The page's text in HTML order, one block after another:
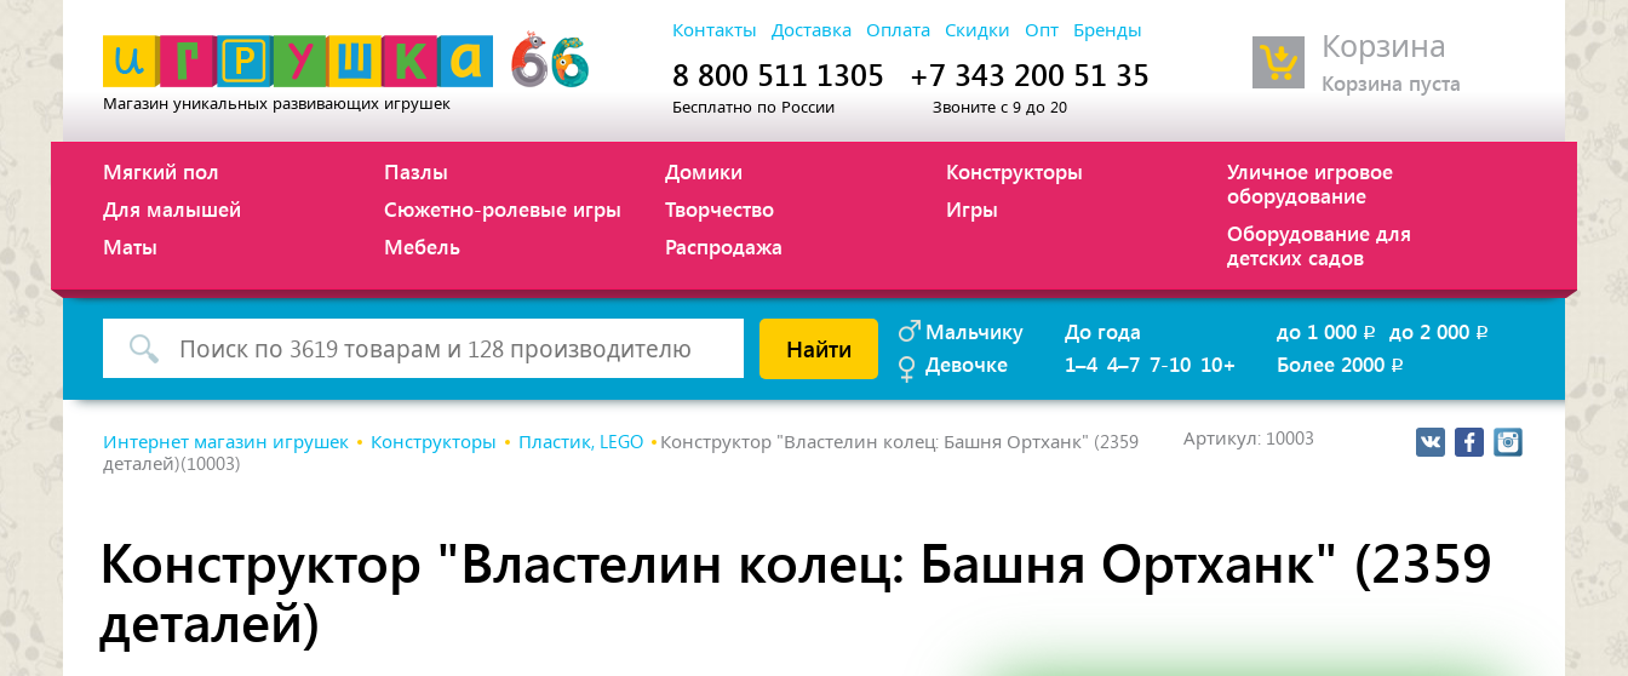
Корзина
Корзина пуста
Магазин уникальных развивающих игрушек
Контакты Доставка Оплата Скидки Опт Бренды
8 800 511 1305
Бесплатно по России
+7 343 200 51 35
Звоните с 9 до 20
Мягкий пол
Для малышей
Маты
Пазлы
Сюжетно-ролевые игры
Мебель
Домики
Творчество
Распродажа
Конструкторы
Игры
Уличное игровое
оборудование
Оборудование для
детских садов
Мальчику
Девочке
До года
1–4 4–7 7-10 10+
до 1 000 p до 2 000 p
Более 2000 p
Найти
Артикул: 10003
Интернет магазин игрушек Конструкторы Пластик, LEGO
Конструктор "Властелин колец: Башня Ортханк" (2359
деталей)(10003)
Конструктор "Властелин колец: Башня Ортханк" (2359
деталей)